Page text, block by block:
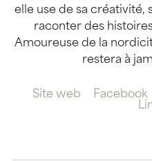
elle use de sa créativité,
raconter des
Amoureuse de la
restera à
Site web Facebook